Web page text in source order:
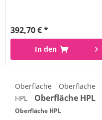
392,70 € *
In den
Oberfläche Oberfläche
HPL
Oberfläche HPL
Oberfläche HPL